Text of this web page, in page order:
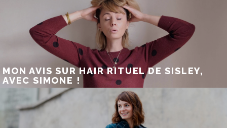
MON AVIS SUR HAIR RITUEL DE SISLEY,
AVEC SIMONE !